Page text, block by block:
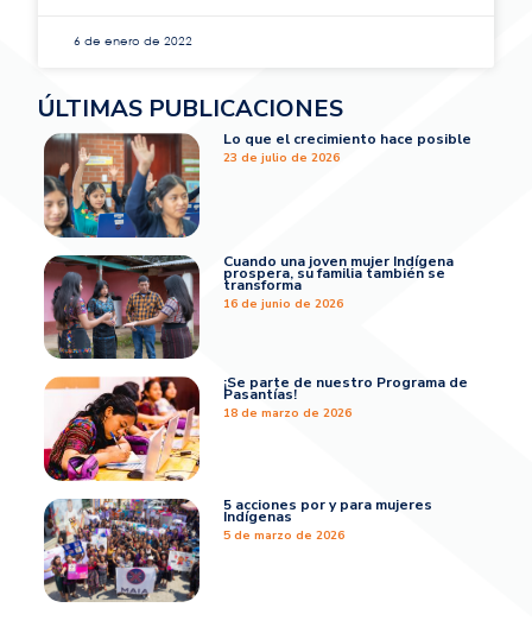
6 de enero de 2022
ÚLTIMAS PUBLICACIONES
Lo que el crecimiento hace posible
23 de julio de 2026
Cuando una joven mujer Indígena
prospera, su familia también se
transforma
16 de junio de 2026
¡Se parte de nuestro Programa de
Pasantías!
18 de marzo de 2026
5 acciones por y para mujeres
Indígenas
5 de marzo de 2026